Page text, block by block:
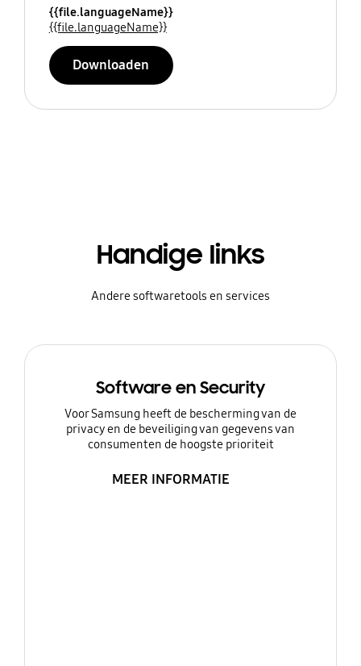
{{file.languageName}}
{{file.languageName}}
Downloaden
Handige links
Andere softwaretools en services
Software en Security
Voor Samsung heeft de bescherming van de
privacy en de beveiliging van gegevens van
consumenten de hoogste prioriteit
MEER INFORMATIE